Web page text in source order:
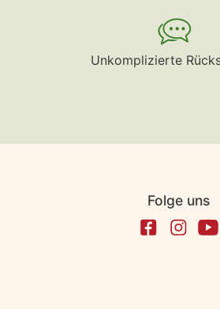
Unkomplizierte
Folge uns